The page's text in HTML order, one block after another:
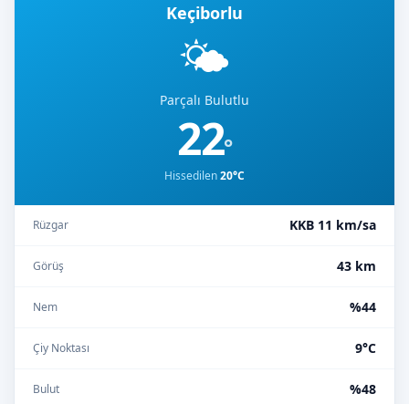
Keçiborlu
🌤️
Parçalı Bulutlu
22°
Hissedilen20°C
Rüzgar KKB 11 km/sa
Görüş 43 km
Nem %44
Çiy Noktası 9°C
Bulut %48